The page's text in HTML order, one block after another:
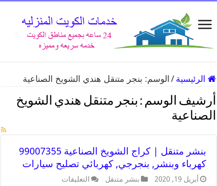
الرئيسية / الوسم: بنجر متنقل هندي الشويخ الصناعية
أرشيف الوسم : بنجر متنقل هندي الشويخ
الصناعية
بنشر متنقل | كراج الشويخ الصناعية 99007355
كهرباء وبنشر, بنجرجي, كهربائي تصليح سيارات
أبريل 19, 2020 بنشر متنقل التعليقات